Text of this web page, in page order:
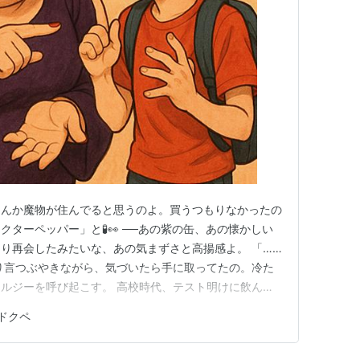
か魔物が住んでると思うのよ。買うつもりなかったの
ターペッパー」と🧪👀 ──あの紫の缶、あの懐かしい
再会したみたいな、あの気まずさと高揚感よ。 「……
つぶやきながら、気づいたら手に取ってたの。冷た
ジーを呼び起こす。 高校時代、テスト明けに飲んだ
で、ひとくち──ゴクリ。 うわっ！これこれ！ぶど
変わらず味が混雑…
クペ